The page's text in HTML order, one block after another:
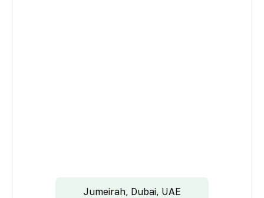
Jumeirah, Dubai, UAE